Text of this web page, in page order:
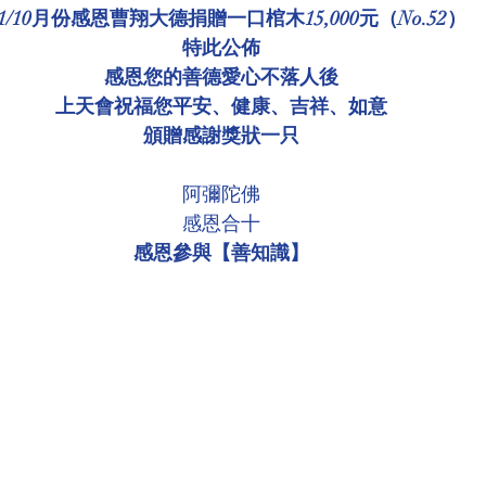
環境介紹 壇院規則/玄人公告 各尊神佛介紹
薩慈悲言
10月份感恩曹翔大德捐贈一口棺木15,000元（No.52）
特此公佈
感恩您的善德愛心不落人後
上天會祝福您平安、健康、吉祥、如意
頒贈感謝獎狀一只
阿彌陀佛
感恩合十
感恩參與【善知識】